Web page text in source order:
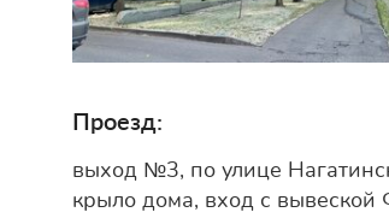
Проезд:
выход №3, по улице
крыло дома, вход с